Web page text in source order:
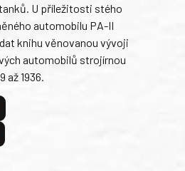
U příležitosti stého
automobilu PA-II
knihu věnovanou vývoji
automobilů strojírnou
až 1936.